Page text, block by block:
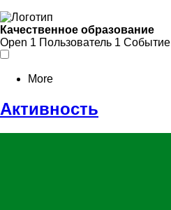
Качественное образование
Open 1 Пользователь 1 Событие
More
Активность